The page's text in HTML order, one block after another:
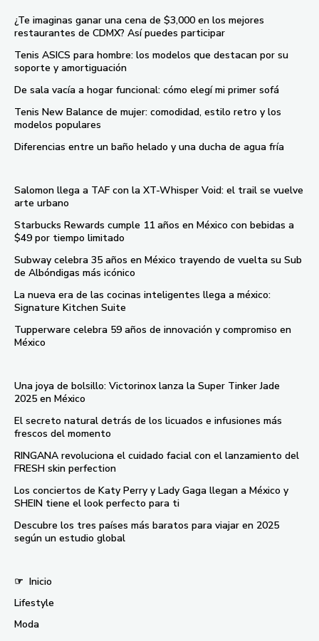
¿Te imaginas ganar una cena de $3,000 en los mejores
restaurantes de CDMX? Así puedes participar
Tenis ASICS para hombre: los modelos que destacan por su
soporte y amortiguación
De sala vacía a hogar funcional: cómo elegí mi primer sofá
Tenis New Balance de mujer: comodidad, estilo retro y los
modelos populares
Diferencias entre un baño helado y una ducha de agua fría
Salomon llega a TAF con la XT-Whisper Void: el trail se vuelve
arte urbano
Starbucks Rewards cumple 11 años en México con bebidas a
$49 por tiempo limitado
Subway celebra 35 años en México trayendo de vuelta su Sub
de Albóndigas más icónico
La nueva era de las cocinas inteligentes llega a méxico:
Signature Kitchen Suite
Tupperware celebra 59 años de innovación y compromiso en
México
Una joya de bolsillo: Victorinox lanza la Super Tinker Jade
2025 en México
El secreto natural detrás de los licuados e infusiones más
frescos del momento
RINGANA revoluciona el cuidado facial con el lanzamiento del
FRESH skin perfection
Los conciertos de Katy Perry y Lady Gaga llegan a México y
SHEIN tiene el look perfecto para ti
Descubre los tres países más baratos para viajar en 2025
según un estudio global
☞ Inicio
Lifestyle
Moda